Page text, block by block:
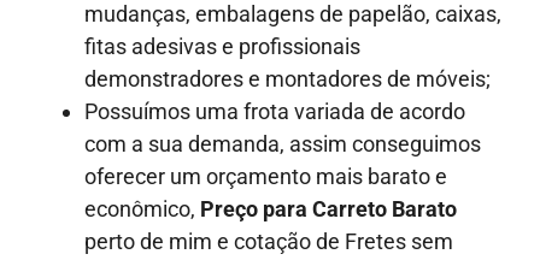
mudanças, embalagens de papelão, caixas,
fitas adesivas e profissionais
demonstradores e montadores de móveis;
Possuímos uma frota variada de acordo
com a sua demanda, assim conseguimos
oferecer um orçamento mais barato e
econômico, Preço para Carreto Barato
perto de mim e cotação de Fretes sem